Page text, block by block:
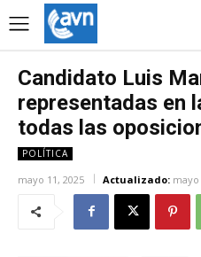
Candidato Luis
representadas en
todas las
POLÍTICA
mayo 11, 2025 Actualizado: mayo